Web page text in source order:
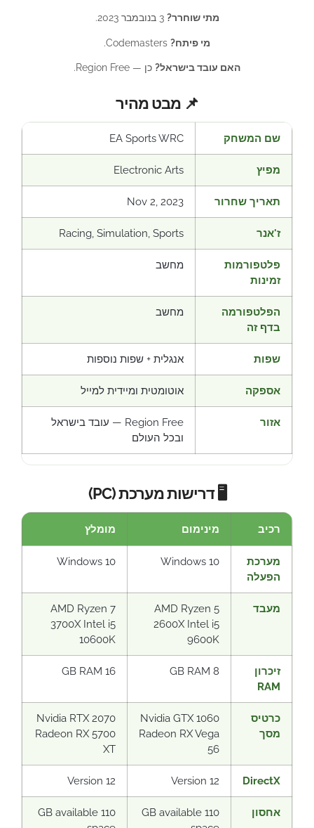
מתי שוחרר? 3 בנובמבר 2023.
מי פיתח?
האם עובד בישראל? כן — Region Free.
📌 מבט מהיר
שם המשחק EA Sports WRC
מפיץ Electronic Arts
תאריך שחרור Nov 2, 2023
ז'אנר Racing, Simulation, Sports
פלטפורמות
זמינות
מחשב
הפלטפורמה
בדף זה
מחשב
שפות אנגלית + שפות נוספות
אספקה אוטומטית ומיידית למייל
אזור
Region Free — עובד בישראל
ובכל העולם
🖥️ דרישות מערכת (PC)
רכיב מינימום מומלץ
מערכת
הפעלה
Windows 10
Windows 10
מעבד
AMD Ryzen 5
2600X Intel i5
9600K
AMD Ryzen 7
3700X Intel i5
10600K
זיכרון
RAM
8 GB RAM
16 GB RAM
כרטיס
מסך
Nvidia GTX 1060
Radeon RX Vega
56
Nvidia RTX 2070
Radeon RX 5700
XT
DirectX
Version 12
Version 12
אחסון
110 GB available
110 GB available